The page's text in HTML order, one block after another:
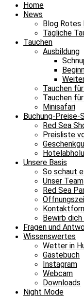
Home
News
Blog Rotes
Tägliche
Tauchen
Ausbildung
Tauchen
Tauchen
Minisafari
Buchung-Preise-
Red Sea
Preisliste
Unsere Basis
So schaut
Unser Team
Red Sea
Bewirb dich
Fragen und
Wissenswertes
Wetter in
Gästebuch
Instagram
Webcam
Downloads
Night Mode